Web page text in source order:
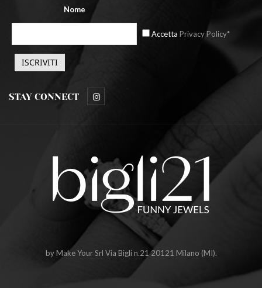
Nome
Accetta Privacy Policy*
STAY CONNECT
by Make Your Srl Via Bigli n.21 20121 Milano (MI).